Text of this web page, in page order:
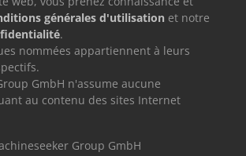
générales d'utilisation et notre
.
nommées appartiennent à leurs
GmbH n'assume aucune
au contenu des sites Internet
Group GmbH